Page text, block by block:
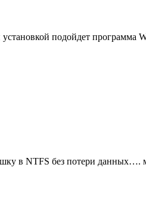
подойдет программа
в NTFS без потери данных….